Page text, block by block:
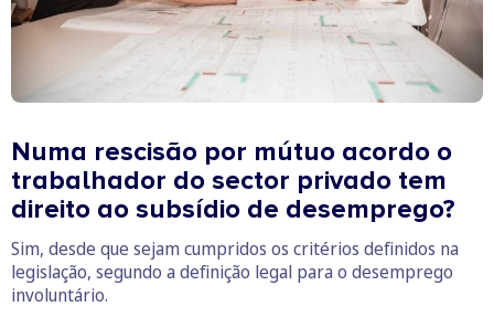
Numa rescisão por mútuo acordo o
trabalhador do sector privado tem
direito ao subsídio de desemprego?
Sim, desde que sejam cumpridos os critérios definidos na
legislação, segundo a definição legal para o desemprego
involuntário.